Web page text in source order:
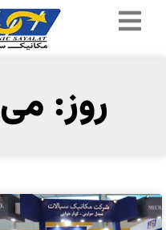
روز: می 21, 2022